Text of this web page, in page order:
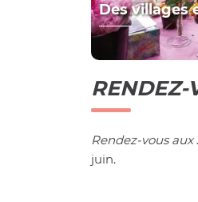
Des villages
RENDEZ-
Rendez-vous aux
juin.